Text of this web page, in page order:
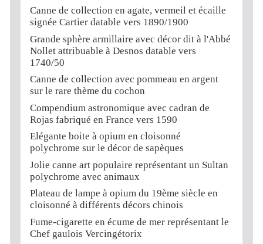
Canne de collection en agate, vermeil et écaille
signée Cartier datable vers 1890/1900
Grande sphère armillaire avec décor dit à l'Abbé
Nollet attribuable à Desnos datable vers
1740/50
Canne de collection avec pommeau en argent
sur le rare thème du cochon
Compendium astronomique avec cadran de
Rojas fabriqué en France vers 1590
Elégante boite à opium en cloisonné
polychrome sur le décor de sapèques
Jolie canne art populaire représentant un Sultan
polychrome avec animaux
Plateau de lampe à opium du 19ème siècle en
cloisonné à différents décors chinois
Fume-cigarette en écume de mer représentant le
Chef gaulois Vercingétorix